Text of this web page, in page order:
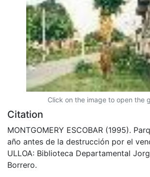
Click on the image to open the
Citation
MONTGOMERY ESCOBAR (1995).
año antes de la destrucción por el
ULLOA: Biblioteca Departamental
Borrero.